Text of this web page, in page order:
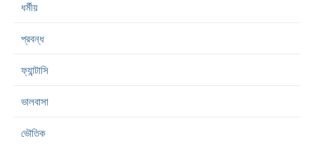
ধর্মীয়
প্রবন্ধ
ফ্যান্টাসি
ভালবাসা
ভৌতিক